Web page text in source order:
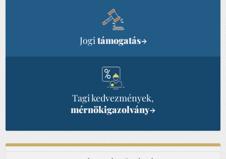
Jogitámogatás→
Tagi kedvezmények,
mérnökigazolvány→